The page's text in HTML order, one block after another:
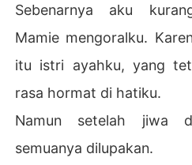
Sebenarnya aku
Mamie mengoralku.
itu istri ayahku, yang
rasa hormat di hatiku.
Namun setelah jiwa
semuanya dilupakan.